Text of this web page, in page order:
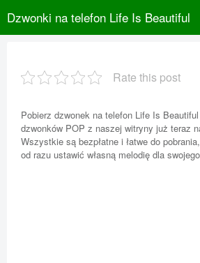
Dzwonki na telefon Life Is Beautiful
Rate this post
Pobierz dzwonek na telefon Life Is
dzwonków POP z naszej witryny już teraz
Wszystkie są bezpłatne i łatwe do
od razu ustawić własną melodię dla